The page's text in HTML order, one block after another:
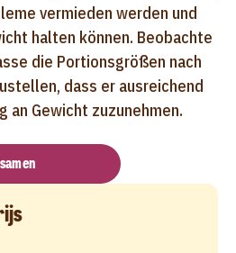
vermieden werden und
halten können. Beobachte
die Portionsgrößen nach
dass er ausreichend
an Gewicht zuzunehmen.